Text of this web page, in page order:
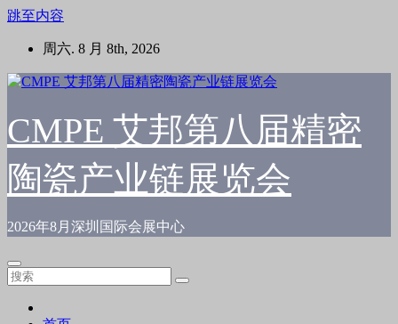
跳至内容
周六. 8 月 8th, 2026
CMPE 艾邦第八届精密
陶瓷产业链展览会
2026年8月深圳国际会展中心